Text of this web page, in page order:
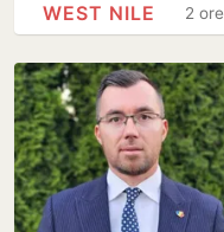
2 ore
WEST NILE